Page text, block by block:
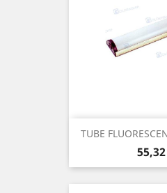
TUBE
Prix